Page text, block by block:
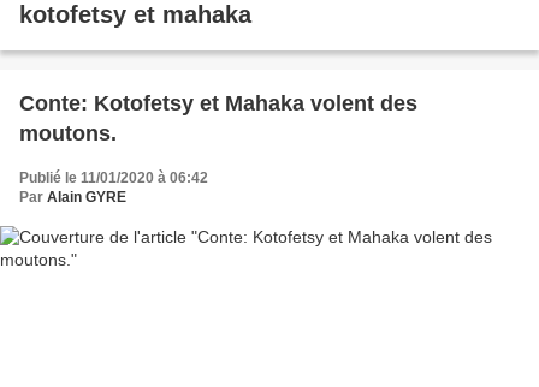
kotofetsy et mahaka
Conte: Kotofetsy et Mahaka volent des
moutons.
Publié le 11/01/2020 à 06:42
Par Alain GYRE